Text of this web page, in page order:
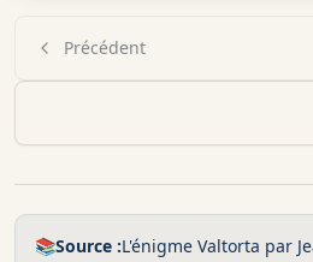
Précédent
📚Source :L'énigme Valtorta par